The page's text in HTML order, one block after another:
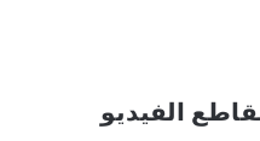
الفيديو